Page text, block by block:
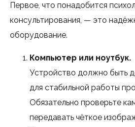
Первое, что понадобится
консультирования, — это
оборудование.
Компьютер или ноутбук.
Устройство должно быть
для стабильной работы
Обязательно проверьте
передавать чёткое